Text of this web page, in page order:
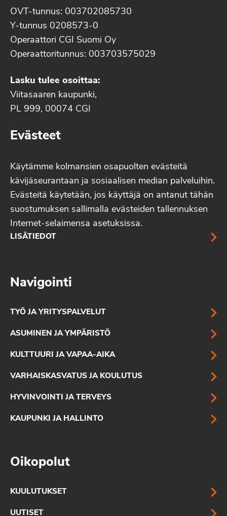
OVT-tunnus: 003702085730
Y-tunnus 0208573-0
Operaattori CGI Suomi Oy
Operaattoritunnus: 003703575029
Lasku tulee osoittaa:
Viitasaaren kaupunki,
PL 999, 00074 CGI
Evästeet
Käytämme kolmansien osapuolten evästeitä
kävijäseurantaan ja sosiaalisen median palveluihin.
Evästeitä käytetään, jos käyttäjä on antanut tähän
suostumuksen sallimalla evästeiden tallennuksen
Internet-selaimensa asetuksissa.
LISÄTIEDOT
Navigointi
TYÖ JA YRITYSPALVELUT
ASUMINEN JA YMPÄRISTÖ
KULTTUURI JA VAPAA-AIKA
VARHAISKASVATUS JA KOULUTUS
HYVINVOINTI JA TERVEYS
KAUPUNKI JA HALLINTO
Oikopolut
KUULUTUKSET
UUTISET